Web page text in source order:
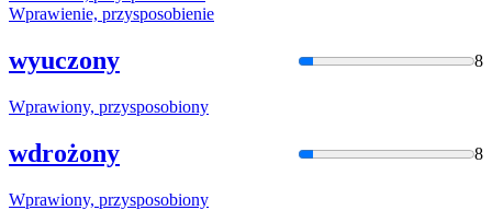
Wprawienie, przysposobienie
wyuczony 8
Wprawiony, przysposobiony
wdrożony 8
Wprawiony, przysposobiony